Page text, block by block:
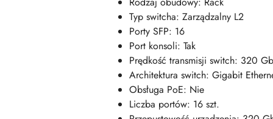
Typ switcha: Zarządzalny L2
Porty SFP: 16
Port konsoli: Tak
Prędkość transmisji switch: 320
Architektura switch: Gigabit
Obsługa PoE: Nie
Liczba portów: 16 szt.